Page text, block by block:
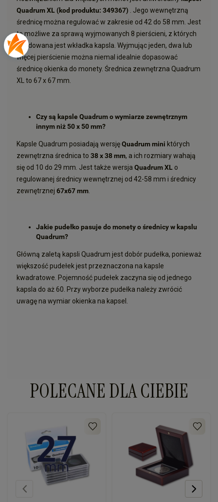
Quadrum XL (kod produktu: 349367)
. Jego wewnętrzną
średnicę można regulować w zakresie od 42 do 58 mm. Jest
to możliwe za sprawą wyjmowanych 8 pierścieni, z których
zbudowana jest wkładka kapsla. Wyjmując jeden, dwa lub
więcej pierścienie można niemal idealnie dopasować
średnicę okienka do monety. Średnica zewnętrzna Quadrum
XL to 67 x 67 mm.
Czy są kapsle Quadrum o wymiarze zewnętrznym
innym niż 50 x 50 mm?
Kapsle Quadrum posiadają wersjęQuadrum mini których
zewnętrzna średnica to 38 x 38 mm, a ich rozmiary wahają
się od 10 do 29 mm. Jest także wersja Quadrum XL o
regulowanej średnicy wewnętrznej od 42-58 mm i średnicy
zewnętrznej 67x67mm
Jakie pudełko pasuje do monety o średnicy w kapslu
Quadrum?
Główną zaletą kapsli Quadrum jest dobór pudełka, ponieważ
większość pudełek jest przeznaczona na kapsle
kwadratowe. Pojemność pudełek zaczyna się od jednego
kapsla do aż 60. Przy wyborze pudełka należy zwrócić
uwagę na wymiar okienka na kapsel.
POLECANE DLA CIEBIE